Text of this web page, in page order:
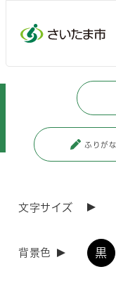
ふりがな
文字サイズ
背景色 黒
暮らし・
さいたま市地図情報
22日更新】
SAITAMA